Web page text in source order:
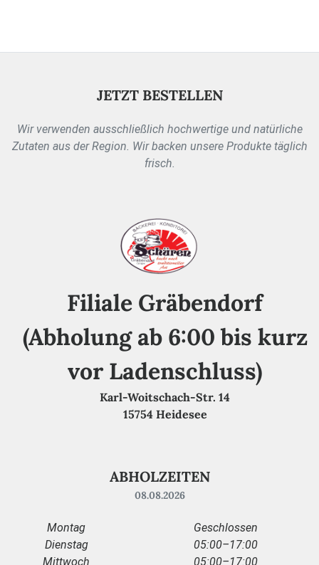
JETZT BESTELLEN
Wir verwenden ausschließlich hochwertige und natürliche
Zutaten aus der Region. Wir backen unsere Produkte täglich
frisch.
Filiale Gräbendorf
(Abholung ab 6:00 bis kurz
vor Ladenschluss)
Karl-Woitschach-Str. 14
15754 Heidesee
ABHOLZEITEN
08.08.2026
Montag
Geschlossen
Dienstag
05:00–17:00
Mittwoch
05:00–17:00